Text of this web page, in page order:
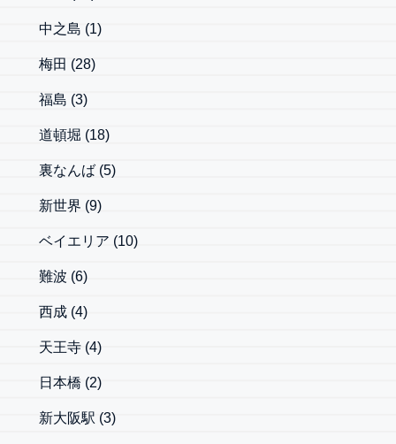
中之島 (1)
梅田 (28)
福島 (3)
道頓堀 (18)
裏なんば (5)
新世界 (9)
ベイエリア (10)
難波 (6)
西成 (4)
天王寺 (4)
日本橋 (2)
新大阪駅 (3)